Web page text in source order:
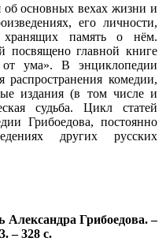
основных вехах жизни и
его личности,
хранящих память о нём.
посвящено главной книге
ума». В энциклопедии
распространения комедии,
издания (в том числе и
судьба. Цикл статей
Грибоедова, постоянно
других русских
Грибоедова. –
– 328 с.